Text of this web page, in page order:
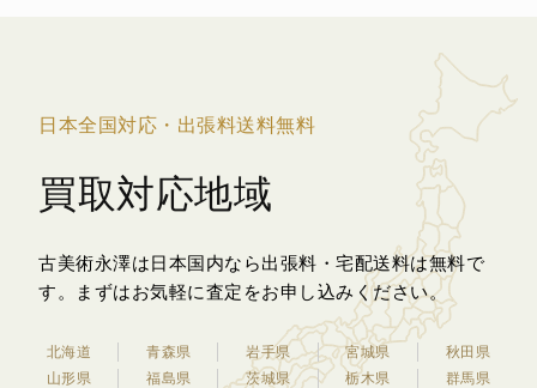
日本全国対応・出張料送料無料
買取対応地域
古美術永澤は日本国内なら出張料・宅配送料は無料で
す。
まずはお気軽に査定をお申し込みください。
北海道 青森県 岩手県 宮城県
秋田県
山形県
福島県 茨城県 栃木県
群馬県